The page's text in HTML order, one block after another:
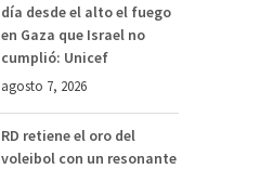
día desde el alto el fuego
en Gaza que Israel no
cumplió: Unicef
agosto 7, 2026
RD retiene el oro del
voleibol con un resonante